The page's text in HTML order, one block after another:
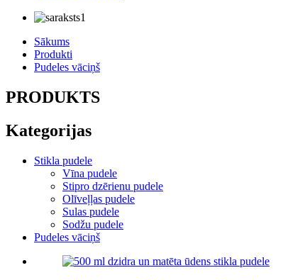
Sākums
Produkti
Pudeles vāciņš
PRODUKTS
Kategorijas
Stikla pudele
Vīna pudele
Stipro dzērienu pudele
Olīveļļas pudele
Sulas pudele
Sodžu pudele
Pudeles vāciņš